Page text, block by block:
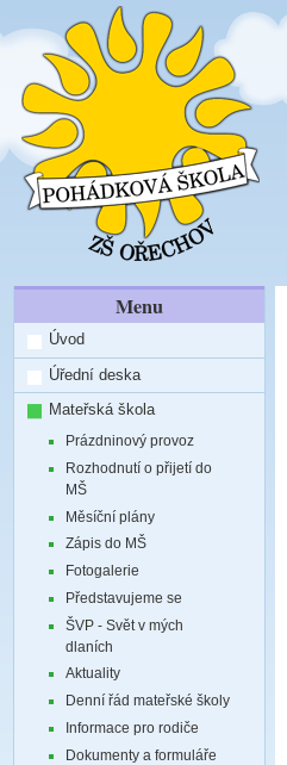
Menu
Úvod
Úřední deska
Mateřská škola
Prázdninový provoz
Rozhodnutí o přijetí do
MŠ
Měsíční plány
Zápis do MŠ
Fotogalerie
Představujeme se
ŠVP - Svět v mých
dlaních
Aktuality
Denní řád mateřské školy
Informace pro rodiče
Dokumenty a formuláře